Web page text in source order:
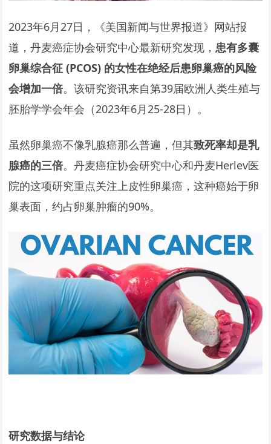
2023年6月27日，《美国新闻与世界报道》网站报
道，丹麦癌症协会研究中心最新研究发现，患有多囊
卵巢综合征 (PCOS) 的女性在绝经后患卵巢癌的风险
会增加一倍。该研究资讯来自第39届欧洲人类生殖与
胚胎学学会年会（2023年6月25-28日）。
虽然卵巢癌不像乳腺癌那么普遍，但其致死率却是乳
腺癌的三倍。丹麦癌症协会研究中心和丹麦Herlev医
院的这项研究重点关注上皮性卵巢癌，这种癌始于卵
巢表面，约占卵巢肿瘤的90%。
研究数据与结论